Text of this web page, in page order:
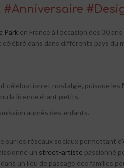
Park en France à l’occasion des 30
dans dans différents pays du
célébration et nostalgie, puisque les
la licence étant petits.
auprès des enfants.
sur les réseaux sociaux permettant
un street-artiste passionné
un lieu de passage des familles